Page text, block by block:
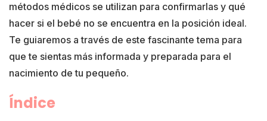
métodos médicos se utilizan para confirmarlas y qué
hacer si el bebé no se encuentra en la posición ideal.
Te guiaremos a través de este fascinante tema para
que te sientas más informada y preparada para el
nacimiento de tu pequeño.
Índice